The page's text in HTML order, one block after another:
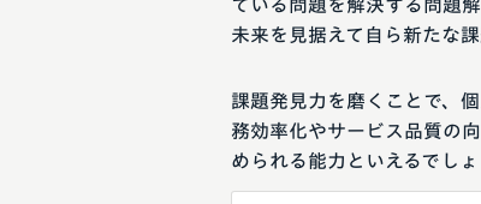
ている問題を解決する問題
未来を見据えて自ら新たな
課題発見力を磨くことで、
務効率化やサービス品質の
められる能力といえるでしょ